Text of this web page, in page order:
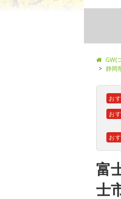
GW(
静岡
お
お
お
富
士